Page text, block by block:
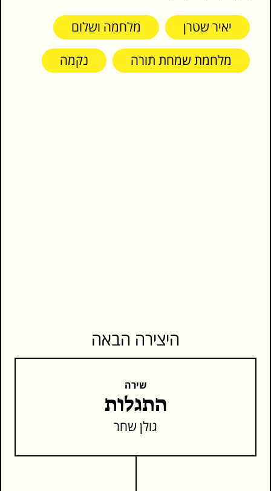
יאיר שטרן
מלחמה ושלום
מלחמת שמחת תורה
נקמה
היצירה הבאה
שירה
התגלות
גולן שחר